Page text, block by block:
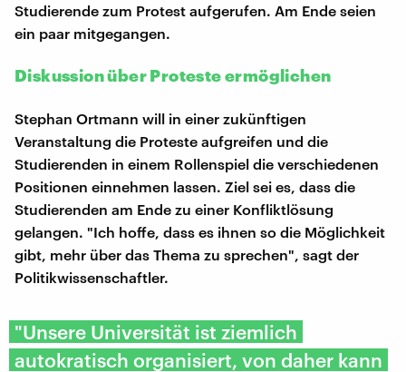
Studierende zum Protest aufgerufen. Am Ende seien
ein paar mitgegangen.
Diskussion über Proteste ermöglichen
Stephan Ortmann will in einer zukünftigen
Veranstaltung die Proteste aufgreifen und die
Studierenden in einem Rollenspiel die verschiedenen
Positionen einnehmen lassen. Ziel sei es, dass die
Studierenden am Ende zu einer Konfliktlösung
gelangen. "Ich hoffe, dass es ihnen so die Möglichkeit
gibt, mehr über das Thema zu sprechen", sagt der
Politikwissenschaftler.
"Unsere Universität ist ziemlich
autokratisch organisiert, von daher kann